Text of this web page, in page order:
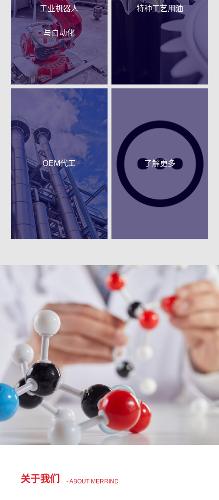
工业机器人
与自动化
特种工艺用油
OEM代工 了解更多
关于我们 - ABOUT MERRIND